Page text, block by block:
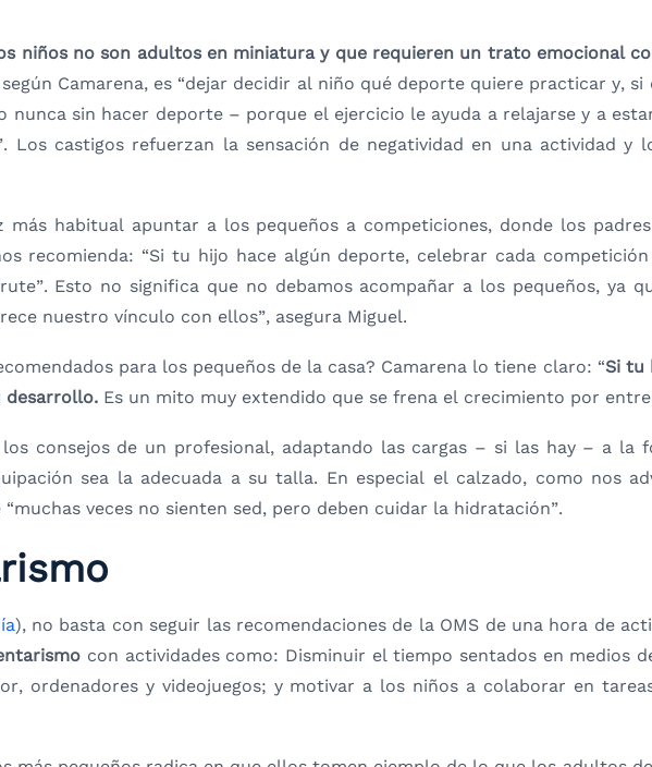
niños no son adultos en miniatura y que requieren un trato emocional
Camarena, es “dejar decidir al niño qué deporte quiere practicar y,
nunca sin hacer deporte – porque el ejercicio le ayuda a relajarse y a
Los castigos refuerzan la sensación de negatividad en una actividad y
más habitual apuntar a los pequeños a competiciones, donde los
recomienda: “Si tu hijo hace algún deporte, celebrar cada
Esto no significa que no debamos acompañar a los pequeños, ya
nuestro vínculo con ellos”, asegura Miguel.
para los pequeños de la casa? Camarena lo tiene claro: “Si tu
desarrollo. Es un mito muy extendido que se frena el crecimiento por
consejos de un profesional, adaptando las cargas – si las hay – a la
sea la adecuada a su talla. En especial el calzado, como nos
veces no sienten sed, pero deben cuidar la hidratación”.
), no basta con seguir las recomendaciones de la OMS de una hora de
con actividades como: Disminuir el tiempo sentados en medios
ordenadores y videojuegos; y motivar a los niños a colaborar en